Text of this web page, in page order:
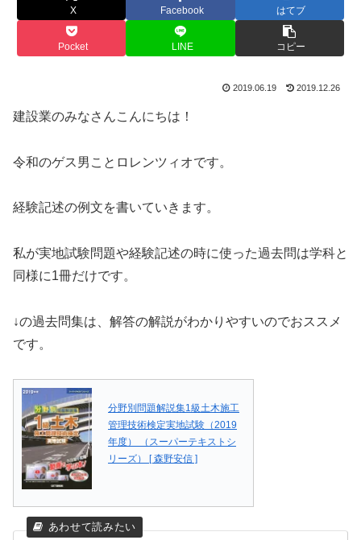
X Facebook はてブ
Pocket LINE コピー
2019.06.19 2019.12.26
建設業のみなさんこんにちは！
令和のゲス男ことロレンツィオです。
経験記述の例文を書いていきます。
私が実地試験問題や経験記述の時に使った過去問は学科と
同様に1冊だけです。
↓の過去問集は、解答の解説がわかりやすいのでおススメ
です。
分野別問題解説集1級土木施工
管理技術検定実地試験（2019
年度） （スーパーテキストシ
リーズ） [ 森野安信 ]